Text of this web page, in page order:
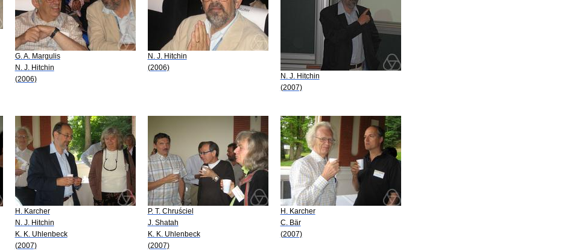
G. A. Margulis
N. J. Hitchin
(2006)
N. J. Hitchin
(2006)
N. J. Hitchin
(2007)
H. Karcher
N. J. Hitchin
K. K. Uhlenbeck
(2007)
P. T. Chruściel
J. Shatah
K. K. Uhlenbeck
(2007)
H. Karcher
C. Bär
(2007)